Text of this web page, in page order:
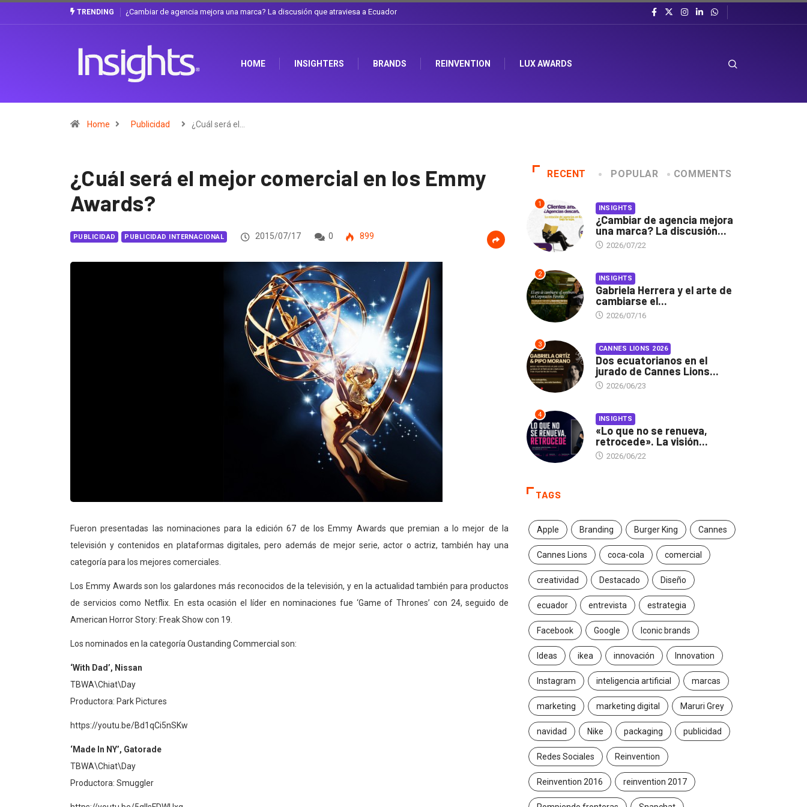
TRENDING Gabriela Herrera y el arte de cambiarse el sombrero en Corporación Favorita
HOME INSIGHTERS BRANDS REINVENTION LUX AWARDS
Home Publicidad ¿Cuál será el…
¿Cuál será el mejor comercial en los Emmy
Awards?
PUBLICIDAD PUBLICIDAD INTERNACIONAL 2015/07/17 0 899
Fueron presentadas las nominaciones para la edición 67 de los Emmy Awards que premian a lo mejor de la
televisión y contenidos en plataformas digitales, pero además de mejor serie, actor o actriz, también hay una
categoría para los mejores comerciales.
Los Emmy Awards son los galardones más reconocidos de la televisión, y en la actualidad también para productos
de servicios como Netflix. En esta ocasión el líder en nominaciones fue ‘Game of Thrones’ con 24, seguido de
American Horror Story: Freak Show con 19.
Los nominados en la categoría Oustanding Commercial son:
‘With Dad’, Nissan
TBWA\Chiat\Day
Productora: Park Pictures
https://youtu.be/Bd1qCi5nSKw
‘Made In NY’, Gatorade
TBWA\Chiat\Day
Productora: Smuggler
RECENT POPULAR COMMENTS
1 INSIGHTS
¿Cambiar de agencia mejora
una marca? La discusión...
2026/07/22
2 INSIGHTS
Gabriela Herrera y el arte de
cambiarse el...
2026/07/16
3 CANNES LIONS 2026
Dos ecuatorianos en el
jurado de Cannes Lions...
2026/06/23
4 INSIGHTS
«Lo que no se renueva,
retrocede». La visión...
2026/06/22
TAGS
Apple Branding Burger King Cannes
Cannes Lions coca-cola comercial
creatividad Destacado Diseño
ecuador entrevista estrategia
Facebook Google Iconic brands
Ideas ikea innovación Innovation
Instagram inteligencia artificial marcas
marketing marketing digital Maruri Grey
navidad Nike packaging publicidad
Redes Sociales Reinvention
Reinvention 2016 reinvention 2017